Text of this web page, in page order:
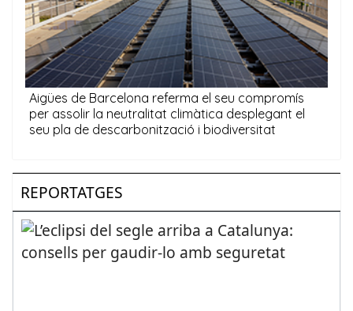
REPORTATGES